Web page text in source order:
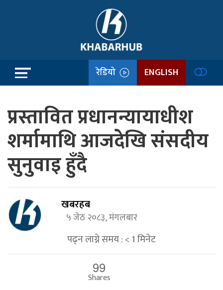
रेडियो ENGLISH
प्रस्तावित प्रधानन्यायाधीश
शर्मामाथि आजदेखि संसदीय
सुनुवाइ हुँदै
खबरहब
५ जेठ २०८३, मंगलबार
पढ्न लाग्ने समय :< 1मिनेट
99
Shares